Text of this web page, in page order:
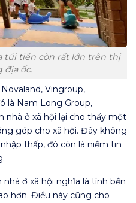
túi tiền còn rất lớn trên thị
địa ốc.
Vingroup,
là Nam Long Group,
nhà ở xã hội lại cho thấy một
góp cho xã hội. Đây không
thấp, đó còn là niềm tin
nhà ở xã hội nghĩa là tính bền
hơn. Điều này cũng cho